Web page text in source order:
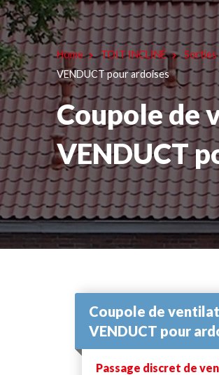
Home TOIT INCLINÉ
VENDUCT pour ardoises
Coupole de
VENDUCT
Coupole de
VENDUCT pour
Passage discret de